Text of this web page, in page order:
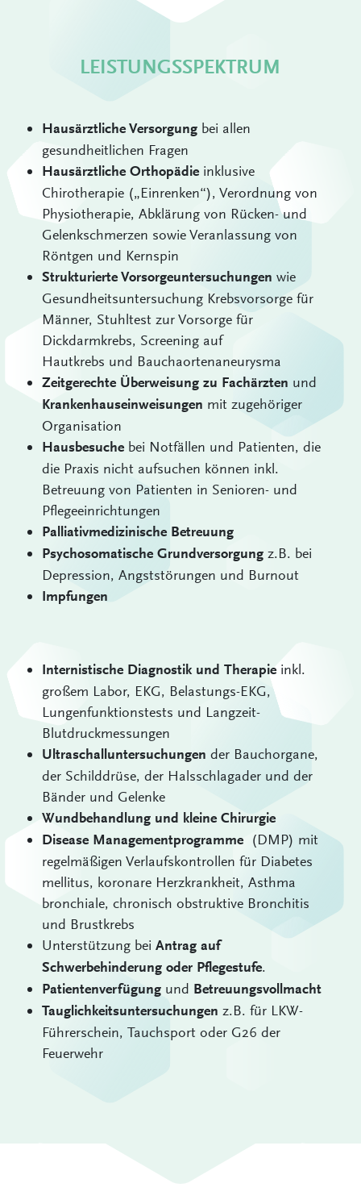
LEISTUNGSSPEKTRUM
Hausärztliche Versorgungbei allen
gesundheitlichen Fragen
Hausärztliche Orthopädieinklusive
Chirotherapie („Einrenken“), Verordnung von
Physiotherapie, Abklärung von Rücken- und
Gelenkschmerzen sowie Veranlassung von
Röntgen und Kernspin
Strukturierte Vorsorgeuntersuchungen wie
Gesundheitsuntersuchung Krebsvorsorge für
Männer, Stuhltest zur Vorsorge für
Dickdarmkrebs, Screening auf
Hautkrebs und Bauchaortenaneurysma
Zeitgerechte Überweisung zu Fachärzten und
Krankenhauseinweisungen mit zugehöriger
Organisation
Hausbesuchebei Notfällen und Patienten, die
die Praxis nicht aufsuchen können inkl.
Betreuung von Patienten in Senioren- und
Pflegeeinrichtungen
Palliativmedizinische Betreuung
Psychosomatische Grundversorgung z.B. bei
Depression, Angststörungen und Burnout
Impfungen
Internistische Diagnostik und Therapieinkl.
großem Labor, EKG, Belastungs-EKG,
Lungenfunktionstests und Langzeit-
Blutdruckmessungen
Ultraschalluntersuchungen der Bauchorgane,
der Schilddrüse, der Halsschlagader und der
Bänder und Gelenke
Wundbehandlung und kleine Chirurgie
Disease Managementprogramme (DMP) mit
regelmäßigen Verlaufskontrollen für Diabetes
mellitus, koronare Herzkrankheit, Asthma
bronchiale, chronisch obstruktive Bronchitis
und Brustkrebs
Unterstützung bei Antrag auf
Schwerbehinderung oder Pflegestufe.
Patientenverfügungund Betreuungsvollmacht
Tauglichkeitsuntersuchungen z.B. für LKW-
Führerschein, Tauchsport oder G26 der
Feuerwehr